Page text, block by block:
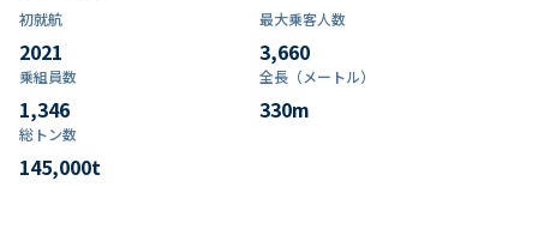
初就航
2021
最大乗客人数
3,660
乗組員数​
1,346
全長（メートル）
330m
総トン数​
145,000t